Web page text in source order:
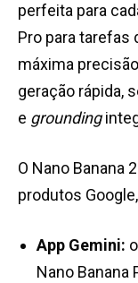
perfeita para
Pro para tarefas
máxima
geração rápida,
e grounding
O Nano Banana
produtos
App Gemini:
Nano Banana